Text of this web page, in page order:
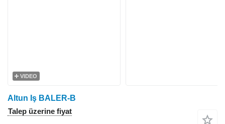
VIDEO
Altun Iş BALER-B
Talep üzerine fiyat